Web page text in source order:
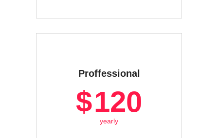
Proffessional
$120
yearly